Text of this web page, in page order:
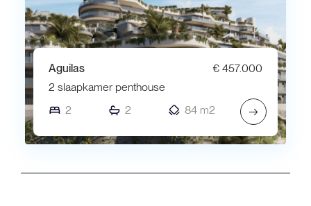
Aguilas
€ 457.000
2 slaapkamer penthouse
2
2 84 m2 →